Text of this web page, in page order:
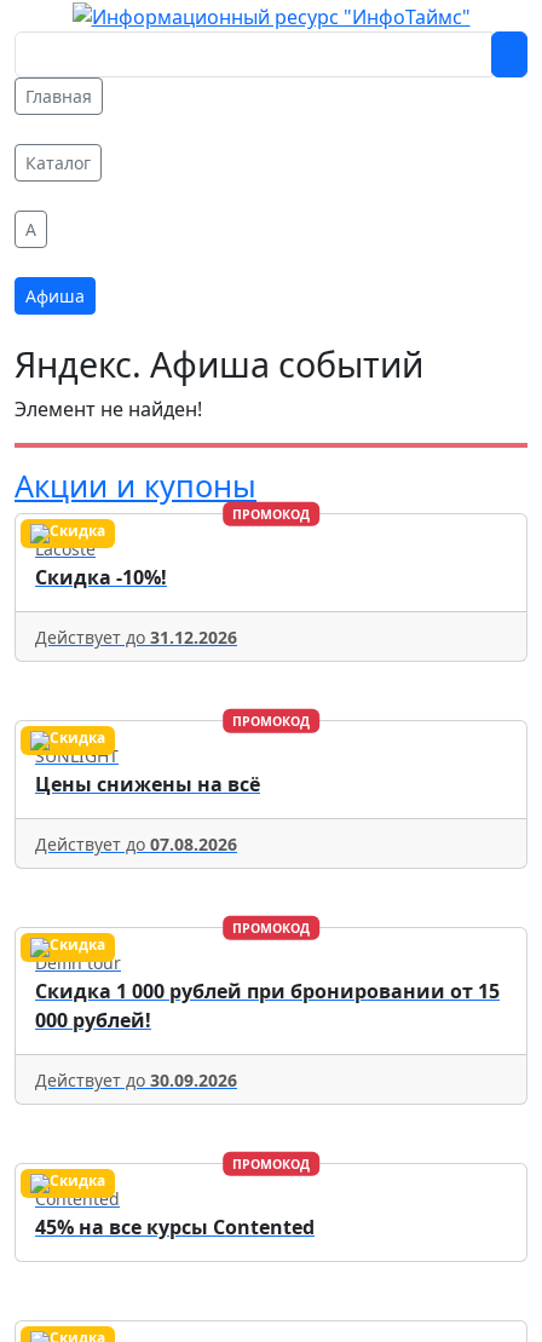
Главная
Каталог
A
Афиша
Яндекс. Афиша событий
Элемент не найден!
Акции и купоны
ПРОМОКОД
Lacoste
Скидка -10%!
Действует до 31.12.2026
ПРОМОКОД
SUNLIGHT
Цены снижены на всё
Действует до 07.08.2026
ПРОМОКОД
Delfin tour
Скидка 1 000 рублей при бронировании от 15
000 рублей!
Действует до 30.09.2026
ПРОМОКОД
Contented
45% на все курсы Contented